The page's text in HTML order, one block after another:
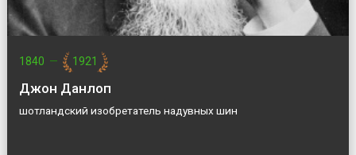
1840 — 1921
Джон Данлоп
шотландский изобретатель надувных шин